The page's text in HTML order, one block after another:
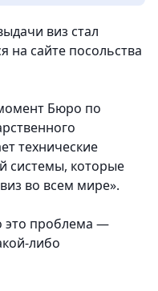
виз стал
на сайте посольства
Бюро по
технические
системы, которые
во всем мире».
это проблема —
либо